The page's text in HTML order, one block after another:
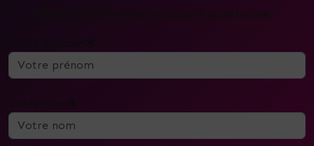
Restez informé de l'actualité guérinoise !